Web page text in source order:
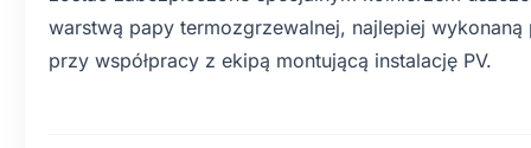
warstwą papy termozgrzewalnej, najlepiej
przy współpracy z ekipą montującą instalację PV.